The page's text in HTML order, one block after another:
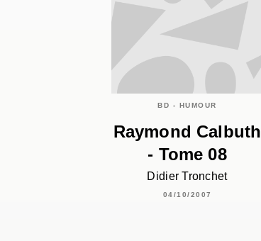
BD - HUMOUR
Raymond Calbuth
- Tome 08
Didier Tronchet
04/10/2007